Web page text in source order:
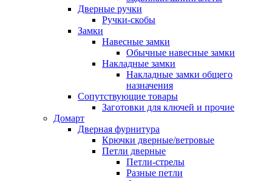
Дверные ручки
Ручки-скобы
Замки
Навесные замки
Обычные навесные замки
Накладные замки
Накладные замки общего
назначения
Сопутствующие товары
Заготовки для ключей и прочие
Домарт
Дверная фурнитура
Крючки дверные/ветровые
Петли дверные
Петли-стрелы
Разные петли